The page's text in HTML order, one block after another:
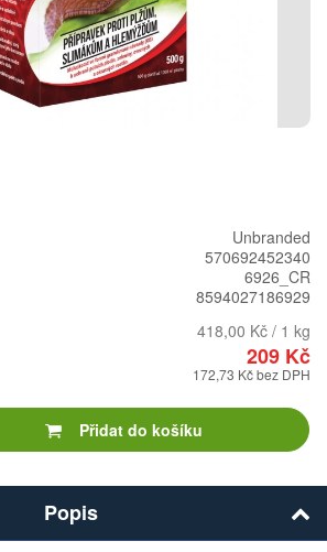
Unbranded
570692452340
6926_CR
8594027186929
418,00 Kč / 1 kg
209 Kč
172,73 Kč bez DPH
Přidat do košíku
Popis